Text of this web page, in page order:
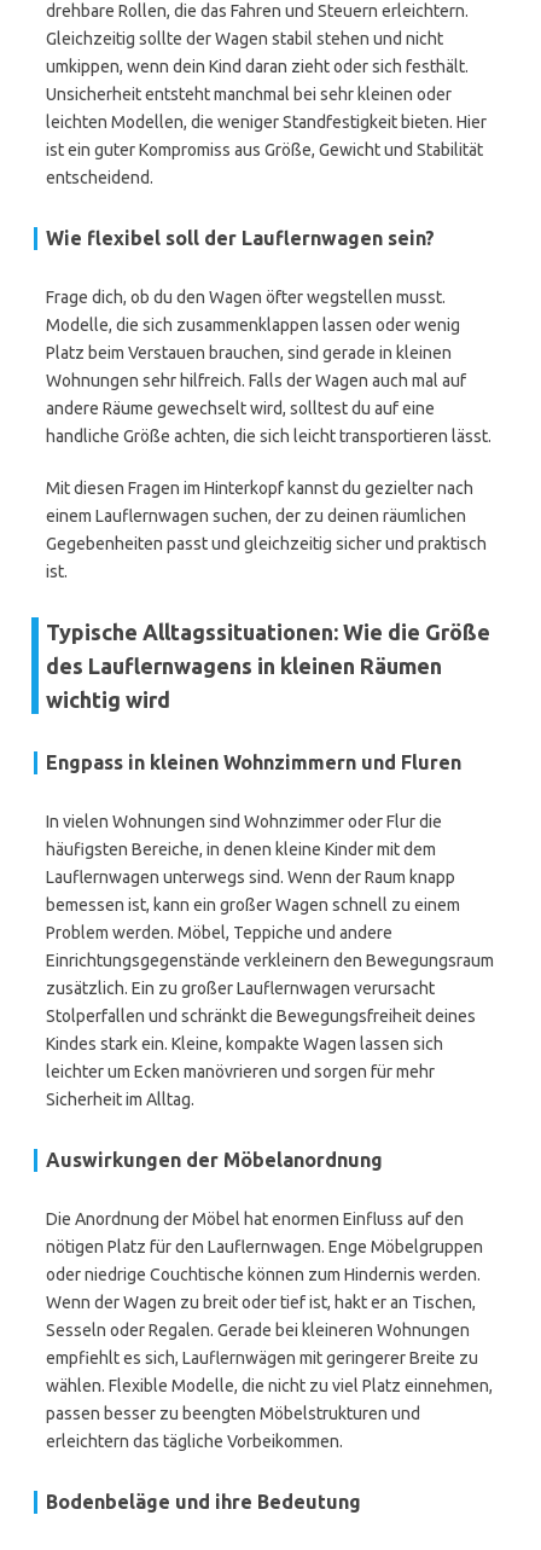
drehbare Rollen, die das Fahren und Steuern erleichtern.
Gleichzeitig sollte der Wagen stabil stehen und nicht
umkippen, wenn dein Kind daran zieht oder sich festhält.
Unsicherheit entsteht manchmal bei sehr kleinen oder
leichten Modellen, die weniger Standfestigkeit bieten. Hier
ist ein guter Kompromiss aus Größe, Gewicht und Stabilität
entscheidend.
Wie flexibel soll der Lauflernwagen sein?
Frage dich, ob du den Wagen öfter wegstellen musst.
Modelle, die sich zusammenklappen lassen oder wenig
Platz beim Verstauen brauchen, sind gerade in kleinen
Wohnungen sehr hilfreich. Falls der Wagen auch mal auf
andere Räume gewechselt wird, solltest du auf eine
handliche Größe achten, die sich leicht transportieren lässt.
Mit diesen Fragen im Hinterkopf kannst du gezielter nach
einem Lauflernwagen suchen, der zu deinen räumlichen
Gegebenheiten passt und gleichzeitig sicher und praktisch
ist.
Typische Alltagssituationen: Wie die Größe
des Lauflernwagens in kleinen Räumen
wichtig wird
Engpass in kleinen Wohnzimmern und Fluren
In vielen Wohnungen sind Wohnzimmer oder Flur die
häufigsten Bereiche, in denen kleine Kinder mit dem
Lauflernwagen unterwegs sind. Wenn der Raum knapp
bemessen ist, kann ein großer Wagen schnell zu einem
Problem werden. Möbel, Teppiche und andere
Einrichtungsgegenstände verkleinern den Bewegungsraum
zusätzlich. Ein zu großer Lauflernwagen verursacht
Stolperfallen und schränkt die Bewegungsfreiheit deines
Kindes stark ein. Kleine, kompakte Wagen lassen sich
leichter um Ecken manövrieren und sorgen für mehr
Sicherheit im Alltag.
Auswirkungen der Möbelanordnung
Die Anordnung der Möbel hat enormen Einfluss auf den
nötigen Platz für den Lauflernwagen. Enge Möbelgruppen
oder niedrige Couchtische können zum Hindernis werden.
Wenn der Wagen zu breit oder tief ist, hakt er an Tischen,
Sesseln oder Regalen. Gerade bei kleineren Wohnungen
empfiehlt es sich, Lauflernwägen mit geringerer Breite zu
wählen. Flexible Modelle, die nicht zu viel Platz einnehmen,
passen besser zu beengten Möbelstrukturen und
erleichtern das tägliche Vorbeikommen.
Bodenbeläge und ihre Bedeutung